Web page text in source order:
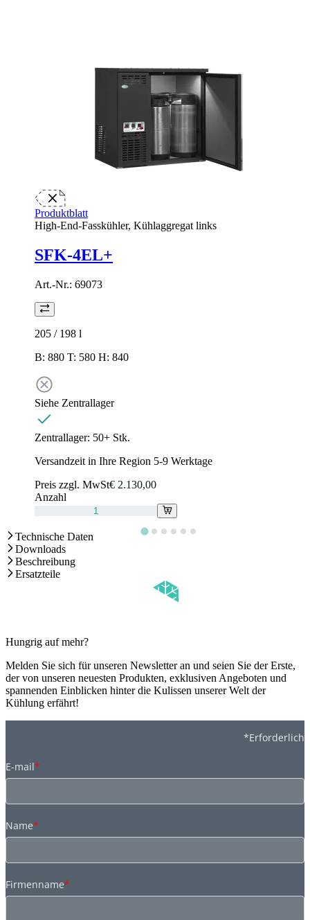
Produktblatt
High-End-Fasskühler, Kühlaggregat links
SFK-4EL+
Art.-Nr.: 69073
205 / 198 l
B: 880 T: 580 H: 840
Siehe Zentrallager
Zentrallager: 50+ Stk.
Versandzeit in Ihre Region 5-9 Werktage
Preis zzgl. MwSt€ 2.130,00
Anzahl
Technische Daten
Downloads
Beschreibung
Ersatzteile
Hungrig auf mehr?
Melden Sie sich für unseren Newsletter an und seien Sie der Erste,
der von unseren neuesten Produkten, exklusiven Angeboten und
spannenden Einblicken hinter die Kulissen unserer Welt der
Kühlung erfährt!
*Erforderlich
E-mail*
Name*
Firmenname*